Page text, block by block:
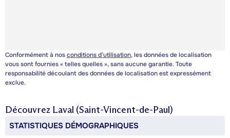
Conformément à nosconditions d’utilisation, les données de localisation
vous sont fournies « telles quelles », sans aucune garantie. Toute
responsabilité découlant des données de localisation est expressément
exclue.
Découvrez Laval (Saint-Vincent-de-Paul)
STATISTIQUES DÉMOGRAPHIQUES